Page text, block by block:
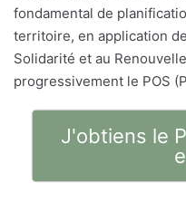
fondamental de
territoire, en application
Solidarité et au
progressivement le POS
J'obtiens le